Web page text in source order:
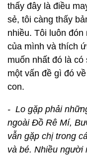
thấy đây là điều
sẻ, tôi càng thấy
nhiều. Tôi luôn
của mình và thích
muốn nhất đó là
một vấn đề gì đó
con.
- Lo gặp phải
ngoài Đồ Rê Mí,
vẫn gặp chị trong
và bé. Nhiều người